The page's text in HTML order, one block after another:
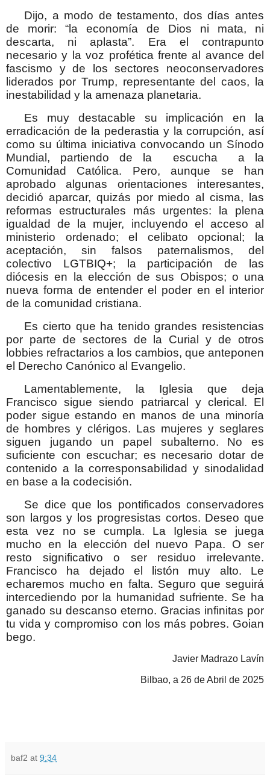
Dijo, a modo de testamento, dos días antes
de morir: “la economía de Dios ni mata, ni
descarta, ni aplasta”. Era el contrapunto
necesario y la voz profética frente al avance del
fascismo y de los sectores neoconservadores
liderados por Trump, representante del caos, la
inestabilidad y la amenaza planetaria.
Es muy destacable su implicación en la
erradicación de la pederastia y la corrupción, así
como su última iniciativa convocando un Sínodo
Mundial, partiendo de la escucha a la
Comunidad Católica. Pero, aunque se han
aprobado algunas orientaciones interesantes,
decidió aparcar, quizás por miedo al cisma, las
reformas estructurales más urgentes: la plena
igualdad de la mujer, incluyendo el acceso al
ministerio ordenado; el celibato opcional; la
aceptación, sin falsos paternalismos, del
colectivo LGTBIQ+; la participación de las
diócesis en la elección de sus Obispos; o una
nueva forma de entender el poder en el interior
de la comunidad cristiana.
Es cierto que ha tenido grandes resistencias
por parte de sectores de la Curial y de otros
lobbies refractarios a los cambios, que anteponen
el Derecho Canónico al Evangelio.
Lamentablemente, la Iglesia que deja
Francisco sigue siendo patriarcal y clerical. El
poder sigue estando en manos de una minoría
de hombres y clérigos. Las mujeres y seglares
siguen jugando un papel subalterno. No es
suficiente con escuchar; es necesario dotar de
contenido a la corresponsabilidad y sinodalidad
en base a la codecisión.
Se dice que los pontificados conservadores
son largos y los progresistas cortos. Deseo que
esta vez no se cumpla. La Iglesia se juega
mucho en la elección del nuevo Papa. O ser
resto significativo o ser residuo irrelevante.
Francisco ha dejado el listón muy alto. Le
echaremos mucho en falta. Seguro que seguirá
intercediendo por la humanidad sufriente. Se ha
ganado su descanso eterno. Gracias infinitas por
tu vida y compromiso con los más pobres. Goian
bego.
Javier Madrazo Lavín
Bilbao, a 26 de Abril de 2025
baf2 at 9:34